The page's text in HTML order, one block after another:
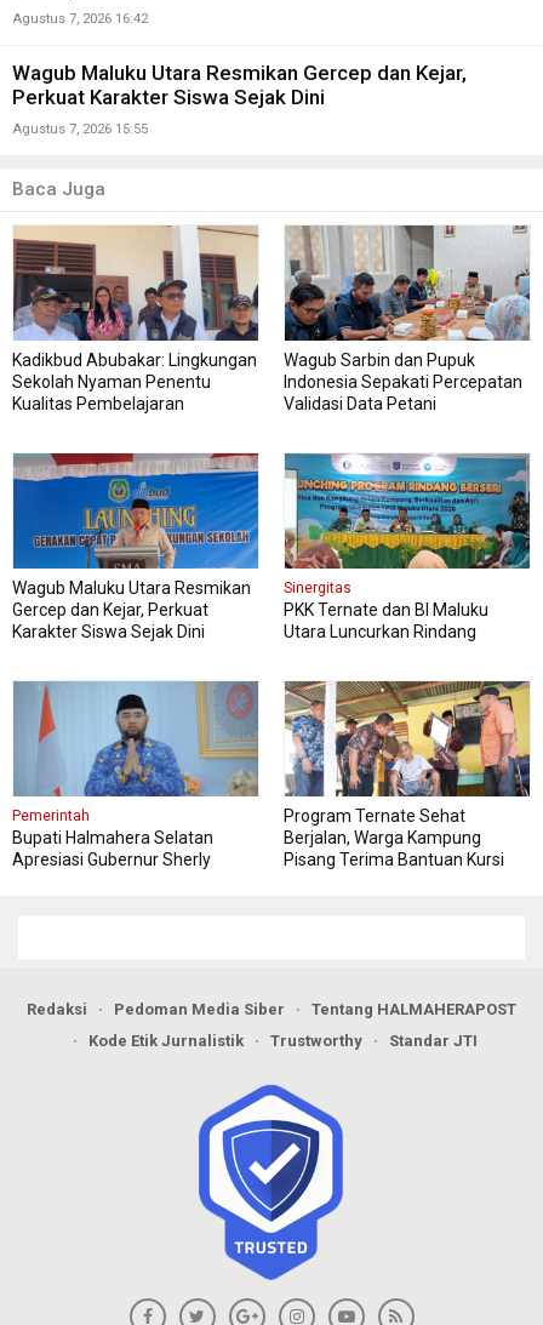
Agustus 7, 2026 16:42
Wagub Maluku Utara Resmikan Gercep dan Kejar,
Perkuat Karakter Siswa Sejak Dini
Agustus 7, 2026 15:55
Baca Juga
Kadikbud Abubakar: Lingkungan
Sekolah Nyaman Penentu
Kualitas Pembelajaran
Wagub Sarbin dan Pupuk
Indonesia Sepakati Percepatan
Validasi Data Petani
Wagub Maluku Utara Resmikan
Gercep dan Kejar, Perkuat
Karakter Siswa Sejak Dini
Sinergitas
PKK Ternate dan BI Maluku
Utara Luncurkan Rindang
Pemerintah
Bupati Halmahera Selatan
Apresiasi Gubernur Sherly
Program Ternate Sehat
Berjalan, Warga Kampung
Pisang Terima Bantuan Kursi
Redaksi Pedoman Media Siber
Tentang HALMAHERAPOST
Kode Etik Jurnalistik
Trustworthy Standar JTI